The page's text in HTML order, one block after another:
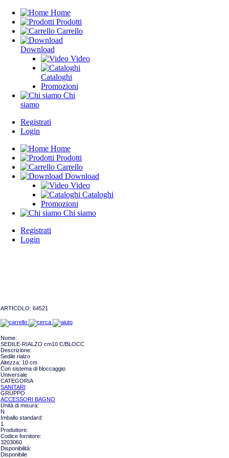
Home
Prodotti
Carrello
Download
Video
Cataloghi
Promozioni
Chi
siamo
Registrati
Login
Home
Prodotti
Carrello
Download
Video
Cataloghi
Promozioni
Chi siamo
Registrati
Login
ARTICOLO: 64521
Nome:
SEDILE-RIALZO cm10 C/BLOCC
Descrizione:
Sedile rialzo
Altezza: 10 cm
Con sistema di bloccaggio
Universale
CATEGORIA
SANITARI
GRUPPO
ACCESSORI BAGNO
Unità di misura:
N
Imballo standard:
1
Produttore:
Codice fornitore:
3203060
Disponibilità:
Disponibile